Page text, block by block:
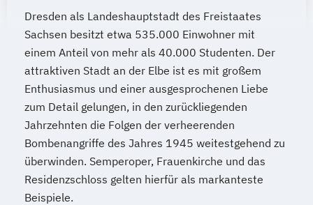
Wirtschaftsingenieurwesen und
Maschinenbau
Wirtschaftspsychologie & Künstliche
Intelligenz
Wirtschaftspsychologie & Leadership
Wirtschaftspsychologie (DE/EN))
Wirtschaftspsychologie im Online-
Abendstudium
Wirtschaftsrecht
Wirtschaftswissenschaften
Studioleitung Fitness & Sport
Triathlon Trainer/in
Vertriebs- und Servicemanagement für
Fitnessstudios
Wellness und Spa Management
Wirtschaftsbezogene Qualifikationen (IHK)
Dresden als Landeshauptstadt des Freistaates
Sachsen besitzt etwa 535.000 Einwohner mit
einem Anteil von mehr als 40.000 Studenten. Der
attraktiven Stadt an der Elbe ist es mit großem
Enthusiasmus und einer ausgesprochenen Liebe
zum Detail gelungen, in den zurückliegenden
Jahrzehnten die Folgen der verheerenden
Bombenangriffe des Jahres 1945 weitestgehend zu
überwinden. Semperoper, Frauenkirche und das
Residenzschloss gelten hierfür als markanteste
Beispiele.